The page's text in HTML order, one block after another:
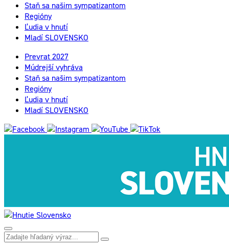
Staň sa našim sympatizantom
Regióny
Ľudia v hnutí
Mladí SLOVENSKO
Prevrat 2027
Múdrejší vyhráva
Staň sa našim sympatizantom
Regióny
Ľudia v hnutí
Mladí SLOVENSKO